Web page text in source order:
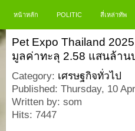
หน้าหลัก POLITIC สี่เหล่าทัพ
Pet Expo Thailand
มูลค่าทะลุ 2.58 แสนล้าน
Category: เศรษฐกิจทั่วไป
Published: Thursday, 10
Written by: som
Hits: 7447